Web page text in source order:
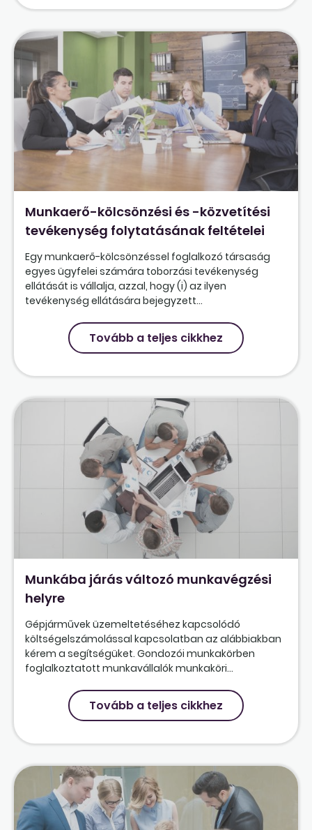
Munkaerő-kölcsönzési és -közvetítési
tevékenység folytatásának feltételei
Egy munkaerő-kölcsönzéssel foglalkozó társaság
egyes ügyfelei számára toborzási tevékenység
ellátását is vállalja, azzal, hogy (i) az ilyen
tevékenység ellátására bejegyzett...
Tovább a teljes cikkhez
Munkába járás változó munkavégzési
helyre
Gépjárművek üzemeltetéséhez kapcsolódó
költségelszámolással kapcsolatban az alábbiakban
kérem a segítségüket. Gondozói munkakörben
foglalkoztatott munkavállalók munkaköri...
Tovább a teljes cikkhez